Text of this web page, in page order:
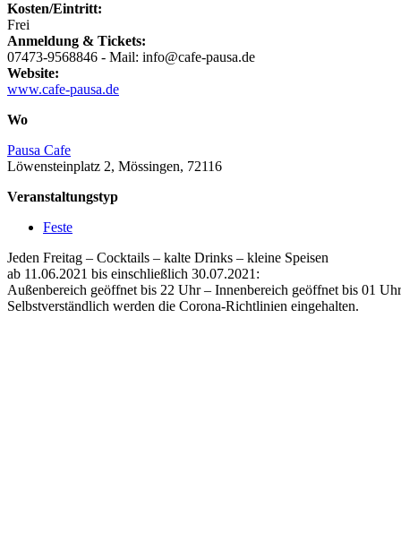
Kosten/Eintritt:
Frei
Anmeldung & Tickets:
07473-9568846 - Mail: info@cafe-pausa.de
Website:
www.cafe-pausa.de
Wo
Pausa Cafe
Löwensteinplatz 2, Mössingen, 72116
Veranstaltungstyp
Feste
Jeden Freitag – Cocktails – kalte Drinks – kleine Speisen
ab 11.06.2021 bis einschließlich 30.07.2021:
Außenbereich geöffnet bis 22 Uhr – Innenbereich geöffnet bis 01
Selbstverständlich werden die Corona-Richtlinien eingehalten.